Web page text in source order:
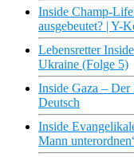
Inside Champ-
ausgebeutet? | Y-
Lebensretter
Ukraine (Folge 5)
Inside Gaza –
Deutsch
Inside
Mann